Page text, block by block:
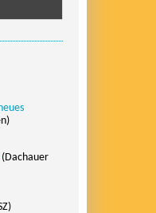
(Dachauer